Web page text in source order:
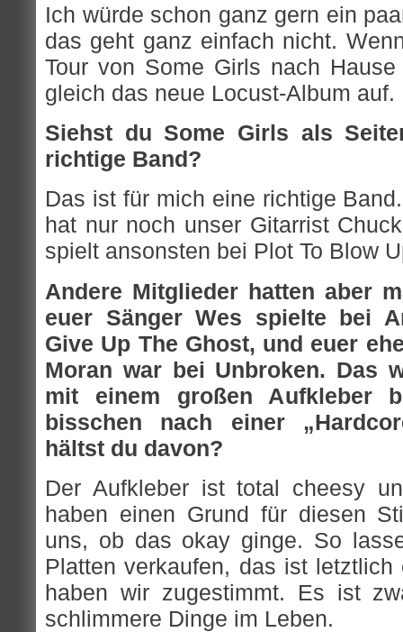
Ich würde schon ganz gern ein
das geht ganz einfach nicht.
Tour von Some Girls nach
gleich das neue Locust-Album auf.
Siehst du Some Girls als
richtige Band?
Das ist für mich eine richtige
hat nur noch unser Gitarrist
spielt ansonsten bei Plot To Blow
Andere Mitglieder hatten aber
euer Sänger Wes spielte bei
Give Up The Ghost, und euer
Moran war bei Unbroken. Das
mit einem großen Aufkleber
bisschen nach einer
hältst du davon?
Der Aufkleber ist total cheesy
haben einen Grund für diesen
uns, ob das okay ginge. So
Platten verkaufen, das ist
haben wir zugestimmt. Es ist
schlimmere Dinge im Leben.